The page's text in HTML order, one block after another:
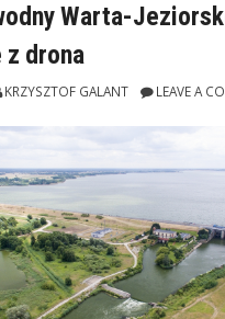
Warta-
drona
KRZYSZTOF GALANT LEAVE A